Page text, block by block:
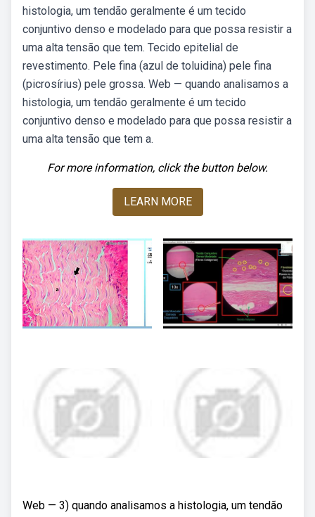
histologia, um tendão geralmente é um tecido
conjuntivo denso e modelado para que possa resistir a
uma alta tensão que tem. Tecido epitelial de
revestimento. Pele fina (azul de toluidina) pele fina
(picrosírius) pele grossa. Web — quando analisamos a
histologia, um tendão geralmente é um tecido
conjuntivo denso e modelado para que possa resistir a
uma alta tensão que tem a.
For more information, click the button below.
LEARN MORE
Web — 3) quando analisamos a histologia, um tendão